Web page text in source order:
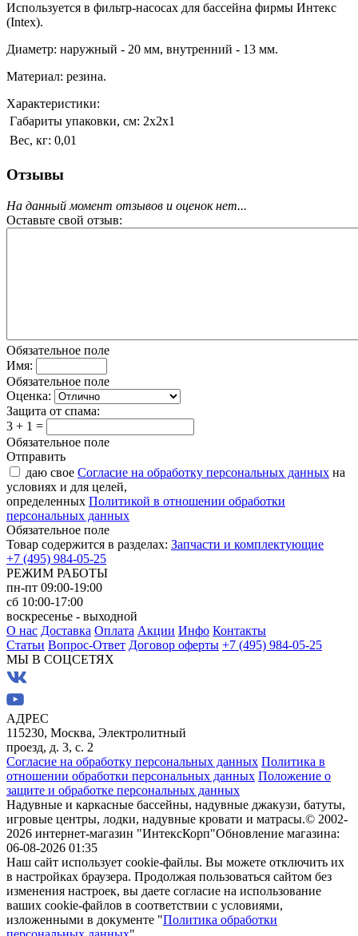
Используется в фильтр-насосах для бассейна фирмы Интекс
(Intex).
Диаметр: наружный - 20 мм, внутренний - 13 мм.
Материал: резина.
Характеристики:
Габариты упаковки, см: 2х2х1
Вес, кг: 0,01
Отзывы
На данный момент отзывов и оценок нет...
Оставьте свой отзыв:
Обязательное поле
Имя:
Обязательное поле
Оценка:
Защита от спама:
3 + 1 =
Обязательное поле
Отправить
даю свое Согласие на обработку персональных данных на
условиях и для целей,
определенных Политикой в отношении обработки
персональных данных
Обязательное поле
Товар содержится в разделах: Запчасти и комплектующие
+7 (495) 984-05-25
РЕЖИМ РАБОТЫ
пн-пт 09:00-19:00
сб 10:00-17:00
воскресенье - выходной
О нас Доставка Оплата Акции Инфо Контакты
Статьи Вопрос-Ответ Договор оферты +7 (495) 984-05-25
МЫ В СОЦСЕТЯХ
АДРЕС
115230, Москва, Электролитный
проезд, д. 3, с. 2
Согласие на обработку персональных данных Политика в
отношении обработки персональных данных Положение о
защите и обработке персональных данных
Надувные и каркасные бассейны, надувные джакузи, батуты,
игровые центры, лодки, надувные кровати и матрасы.© 2002-
2026 интернет-магазин "ИнтексКорп"Обновление магазина:
06-08-2026 01:35
Наш сайт использует cookie-файлы. Вы можете отключить их
в настройках браузера. Продолжая пользоваться сайтом без
изменения настроек, вы даете согласие на использование
ваших cookie-файлов в соответствии с условиями,
изложенными в документе "Политика обработки